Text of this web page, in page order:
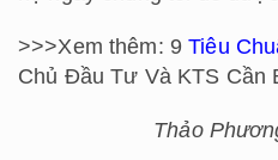
>>>Xem thêm: 9Tiêu
Chủ Đầu Tư Và KTS Cần
Thảo